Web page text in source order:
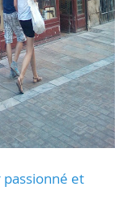
passionné et